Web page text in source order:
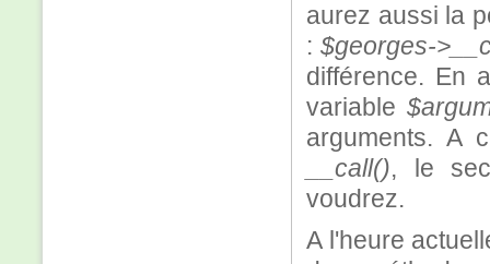
aurez aussi la
: $georges-
différence. En
variable
arguments. A
__call(), le
voudrez.
A l'heure